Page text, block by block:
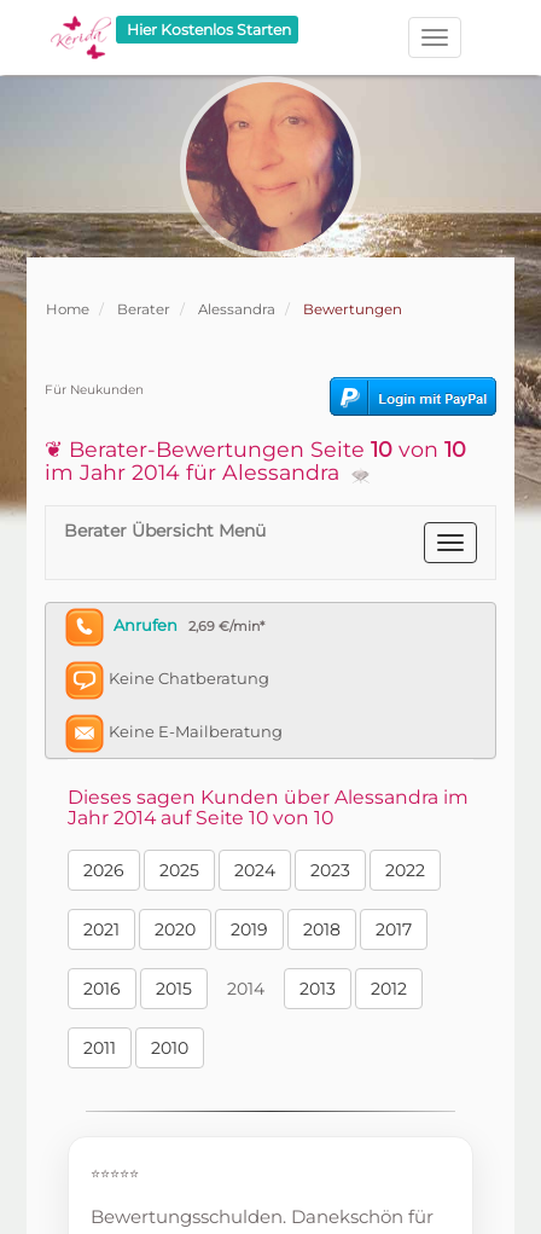
Hier Kostenlos Starten
Home Berater Alessandra Bewertungen
Für Neukunden
❦ Berater-Bewertungen Seite10 von10
im Jahr 2014 für Alessandra
Berater Übersicht Menü
Anrufen 2,69 €/min*
Keine Chatberatung
Keine E-Mailberatung
Dieses sagen Kunden über Alessandra im
Jahr 2014 auf Seite 10 von 10
2026 2025 2024 2023 2022
2021 2020 2019 2018 2017
2016 2015 2014 2013 2012
2011 2010
⭐⭐⭐⭐⭐
Bewertungsschulden. Danekschön für